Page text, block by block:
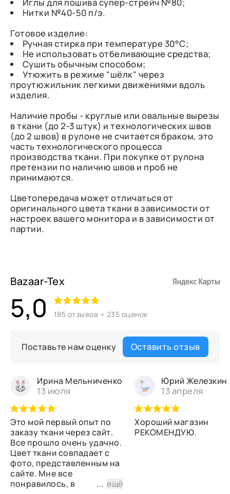
Нитки №40-50 п/э.
Готовое изделие:
Ручная стирка при температуре 30°С;
Не использовать отбеливающие средства;
Сушить обычным способом;
Утюжить в режиме "шёлк" через
проутюжильник легкими движениями вдоль
изделия.
Наличие пробы - круглые или овальные вырезы
в ткани (до 2-3 штук) и технологических швов
(до 2 швов) в рулоне не считается браком, это
часть технологического процесса
производства ткани. При покупке от рулона
претензии по наличию швов и проб не
принимаются.
Цветопередача может отличаться от
оригинального цвета ткани в зависимости от
настроек вашего монитора и в зависимости от
партии.
Bazaar-Tex
5,0 185 отзывов • 235 оценок
Поставьте нам оценку Оставить отзыв
Ирина Мельниченко
13 июля
Это мой первый опыт по
заказу ткани через сайт.
Все прошло очень удачно.
Цвет ткани совпадает с
фото, представленным на
сайте. Мне все
понравилось, в
...ещё
Юрий Железкин
13 апреля
Хороший магазин
РЕКОМЕНДУЮ.